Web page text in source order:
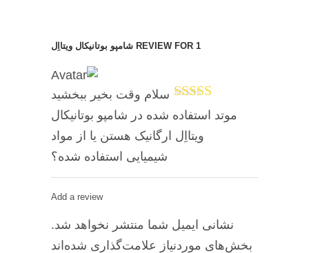
1 REVIEW FOR شامپو بوتانیکال ویتااِل
Rated5out
of 5
سلام وقت بخیر ببخشید
موتد استفاده شده در شامپو بوتانیکال
ویتااِل ارگانیک هستن یا از مواد
شیمیایی استفاده شده؟
Add a review
نشانی ایمیل شما منتشر نخواهد شد.
بخش‌های موردنیاز علامت‌گذاری شده‌اند